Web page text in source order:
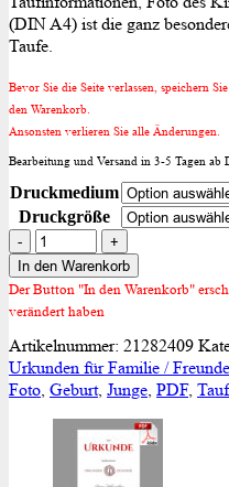
(DIN A4) ist die ganz
Taufe.
Bevor Sie die Seite verlassen, speichern
den Warenkorb.
Ansonsten verlieren Sie alle Änderungen.
Bearbeitung und Versand in 3-5 Tagen ab
Druckmedium
Druckgröße
Urkunde
zur
Geburt
in
Menge
In den Warenkorb
Der Button "In den Warenkorb"
verändert haben
Artikelnummer: 21282409
Urkunden für Familie / Freunde
Foto Geburt, Junge PDF,